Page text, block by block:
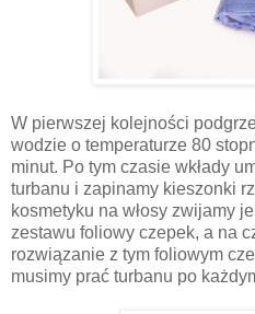
W pierwszej kolejności
wodzie o temperaturze 80
minut. Po tym czasie wkłady
turbanu i zapinamy kieszonki
kosmetyku na włosy zwijamy
zestawu foliowy czepek, a na
rozwiązanie z tym foliowym
musimy prać turbanu po